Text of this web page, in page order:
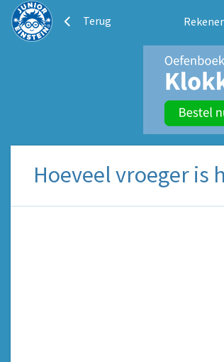
Terug
Hoeveel vroeger is